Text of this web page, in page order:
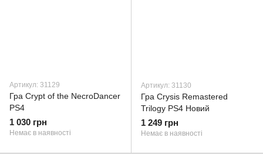
Артикул: 31129
Гра Crypt of the NecroDancer
PS4
1 030 грн
Немає в наявності
Артикул: 31130
Гра Crysis Remastered
Trilogy PS4 Новий
1 249 грн
Немає в наявності